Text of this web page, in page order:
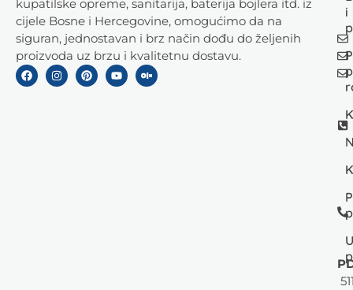
kupatilske opreme, sanitarija, baterija bojlera itd. iz
cijele Bosne i Hercegovine, omogućimo da na
siguran, jednostavan i brz način dođu do željenih
proizvoda uz brzu i kvalitetnu dostavu.
i